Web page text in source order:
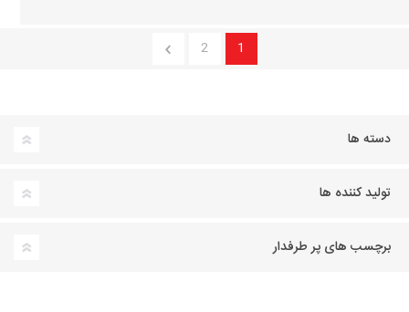
1
2
دسته ها
تولید کننده ها
برچسب های پر طرفدار